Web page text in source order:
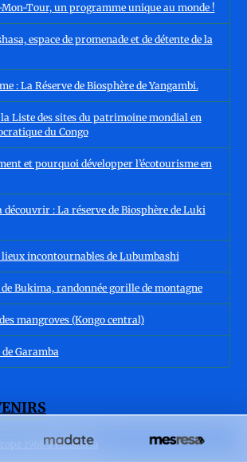
Tour, un programme unique au monde !
espace de promenade et de détente de la
: La Réserve de Biosphère de Yangambi.
la Liste des sites du patrimoine mondial en
du Congo
et pourquoi développer l’écotourisme en
: La réserve de Biosphère de Luki
incontournables de Lubumbashi
Bukima, randonnée gorille de montagne
mangroves (Kongo central)
Garamba
1968 à Kinshasa